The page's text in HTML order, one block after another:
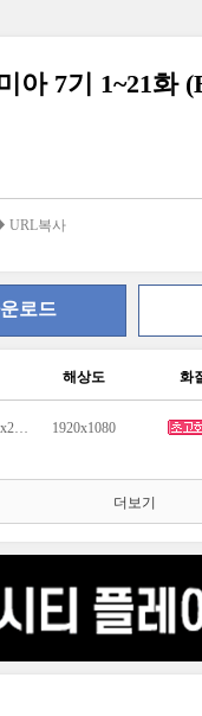
7기 1~21화
URL복사
로드
해상도 화
나의 히어로 아카데미아 7기 - 01 (BD 1920x1080 x265-10Bit Flac).mkv 1920x1080
더보기